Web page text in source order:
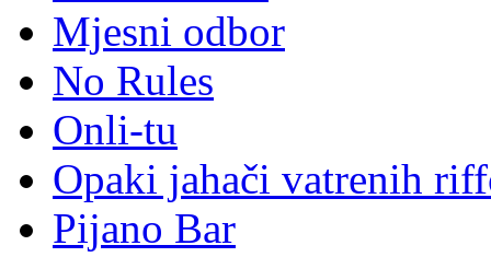
Mjesni odbor
No Rules
Onli-tu
Opaki jahači vatrenih
Pijano Bar